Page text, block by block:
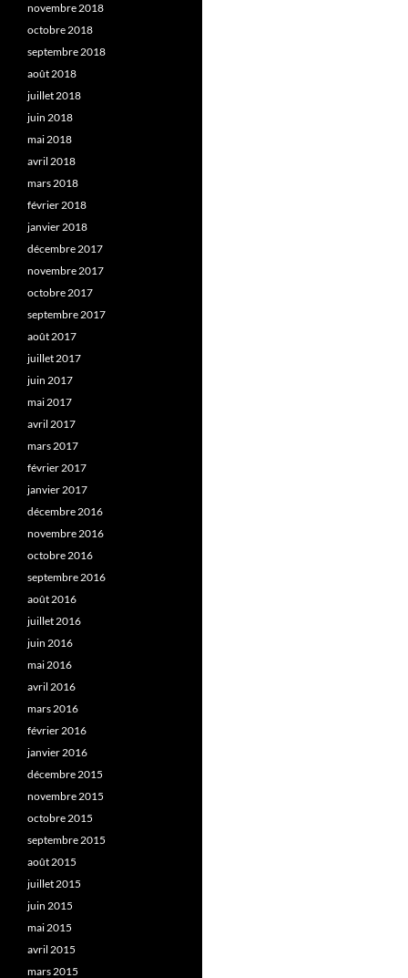
novembre 2018
octobre 2018
septembre 2018
août 2018
juillet 2018
juin 2018
mai 2018
avril 2018
mars 2018
février 2018
janvier 2018
décembre 2017
novembre 2017
octobre 2017
septembre 2017
août 2017
juillet 2017
juin 2017
mai 2017
avril 2017
mars 2017
février 2017
janvier 2017
décembre 2016
novembre 2016
octobre 2016
septembre 2016
août 2016
juillet 2016
juin 2016
mai 2016
avril 2016
mars 2016
février 2016
janvier 2016
décembre 2015
novembre 2015
octobre 2015
septembre 2015
août 2015
juillet 2015
juin 2015
mai 2015
avril 2015
mars 2015